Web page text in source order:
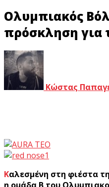
Ολυμπιακός
πρόσκληση για
Κώστας
Καλεσμένη στη φιέστα της Θύελλας Μεγαλοχωρίου